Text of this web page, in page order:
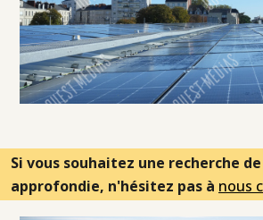
Si vous souhaitez une recherche
approfondie, n'hésitez pas à nous